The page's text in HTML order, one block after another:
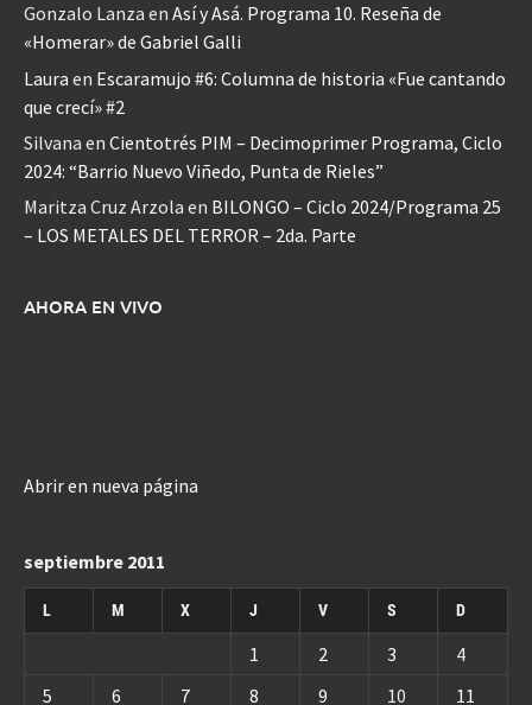
Gonzalo Lanza en Así y Asá. Programa 10. Reseña de
«Homerar» de Gabriel Galli
Laura en Escaramujo #6: Columna de historia «Fue cantando
que crecí» #2
Silvana en Cientotrés PIM – Decimoprimer Programa, Ciclo
2024: “Barrio Nuevo Viñedo, Punta de Rieles”
Maritza Cruz Arzola en BILONGO – Ciclo 2024/Programa 25
– LOS METALES DEL TERROR – 2da. Parte
AHORA EN VIVO
Abrir en nueva página
septiembre 2011
L M X J V S D
1 2 3
4
5
6 7 8 9 10 11